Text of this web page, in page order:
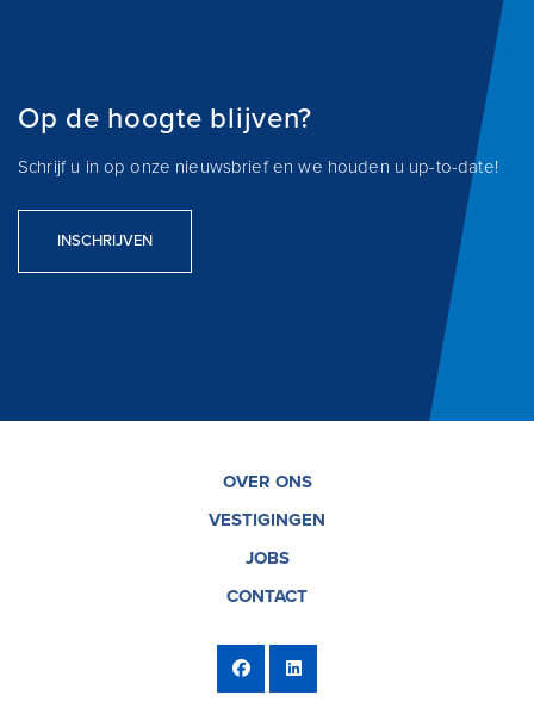
Op de hoogte blijven?
Schrijf u in op onze nieuwsbrief en we houden u up-to-date!
INSCHRIJVEN
OVER ONS
VESTIGINGEN
JOBS
CONTACT